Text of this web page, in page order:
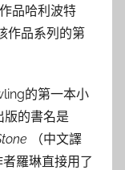
品哈利波特
作品系列的第
的第一本小
版的書名是
（中文譯
羅琳直接用了